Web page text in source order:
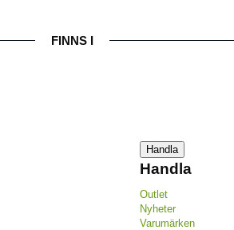
FINNS I
Handla
Handla
Outlet
Nyheter
Varumärken